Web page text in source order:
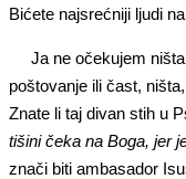
Bićete najsrećniji ljudi
Ja ne očekujem
poštovanje ili čast,
Znate li taj divan stih u
tišini čeka na Boga, jer
znači biti ambasador